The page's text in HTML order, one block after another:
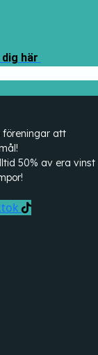
här
föreningar att
50% av era vinst